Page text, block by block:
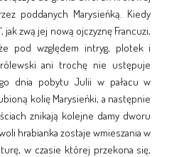
poddanych Marysieńką. Kiedy
zwą jej nową ojczyznę Francuzi,
pod względem intryg, plotek i
ani trochę nie ustępuje
dnia pobytu Julii w pałacu w
kolię Marysieńki, a następnie
znikają kolejne damy dworu
hrabianka zostaje wmieszania w
w czasie której przekona się,